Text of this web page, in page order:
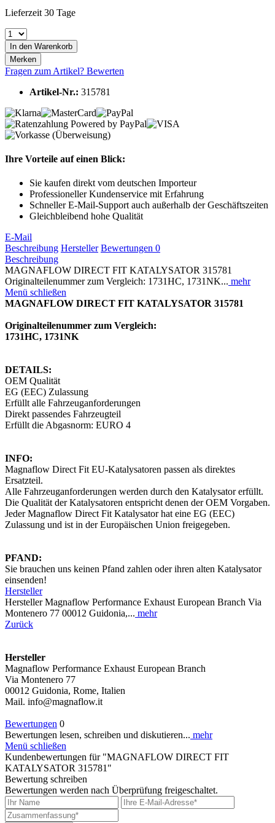
Lieferzeit 30 Tage
In den Warenkorb
Merken
Fragen zum Artikel? Bewerten
Artikel-Nr.: 315781
Ihre Vorteile auf einen Blick:
Sie kaufen direkt vom deutschen Importeur
Professioneller Kundenservice mit Erfahrung
Schneller E-Mail-Support auch außerhalb der Geschäftszeiten
Gleichbleibend hohe Qualität
E-Mail
Beschreibung Hersteller Bewertungen 0
Beschreibung
MAGNAFLOW DIRECT FIT KATALYSATOR 315781
Originalteilenummer zum Vergleich: 1731HC, 1731NK... mehr
Menü schließen
MAGNAFLOW DIRECT FIT KATALYSATOR 315781
Originalteilenummer zum Vergleich:
1731HC, 1731NK
DETAILS:
OEM Qualität
EG (EEC) Zulassung
Erfüllt alle Fahrzeuganforderungen
Direkt passendes Fahrzeugteil
Erfüllt die Abgasnorm: EURO 4
INFO:
Magnaflow Direct Fit EU-Katalysatoren passen als direktes
Ersatzteil.
Alle Fahrzeuganforderungen werden durch den Katalysator erfüllt.
Die Qualität der Katalysatoren entspricht denen der OEM Vorgaben.
Jeder Magnaflow Direct Fit Katalysator hat eine EG (EEC)
Zulassung und ist in der Europäischen Union freigegeben.
PFAND:
Sie brauchen uns keinen Pfand zahlen oder ihren alten Katalysator
einsenden!
Hersteller
Hersteller Magnaflow Performance Exhaust European Branch Via
Montenero 77 00012 Guidonia,... mehr
Zurück
Hersteller
Magnaflow Performance Exhaust European Branch
Via Montenero 77
00012 Guidonia, Rome, Italien
Mail. info@magnaflow.it
Bewertungen 0
Bewertungen lesen, schreiben und diskutieren... mehr
Menü schließen
Kundenbewertungen für "MAGNAFLOW DIRECT FIT
KATALYSATOR 315781"
Bewertung schreiben
Bewertungen werden nach Überprüfung freigeschaltet.